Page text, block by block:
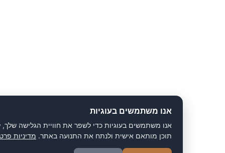
אנו משתמשים בעוגיות
אנו משתמשים בעוגיות כדי לשפר את חוויית הגלישה שלך, להציג
תוכן מותאם אישית ולנתח את התנועה באתר.מדיניות פרטיות